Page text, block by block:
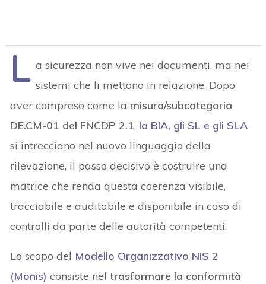
L a sicurezza non vive nei documenti, ma nei
sistemi che li mettono in relazione. Dopo
aver compreso come la misura/subcategoria
DE.CM-01 del FNCDP 2.1, la BIA, gli SL e gli SLA
si intrecciano nel nuovo linguaggio della
rilevazione, il passo decisivo è costruire una
matrice che renda questa coerenza visibile,
tracciabile e auditabile e disponibile in caso di
controlli da parte delle autorità competenti.
Lo scopo del Modello Organizzativo NIS 2
(Monis) consiste nel trasformare la conformità